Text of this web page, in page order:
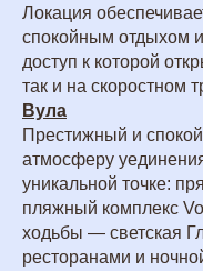
Локация
спокойным отдыхом
доступ к которой
так и на скоростном
Вула
Престижный и
атмосферу
уникальной точке:
пляжный комплекс
ходьбы — светская
ресторанами и